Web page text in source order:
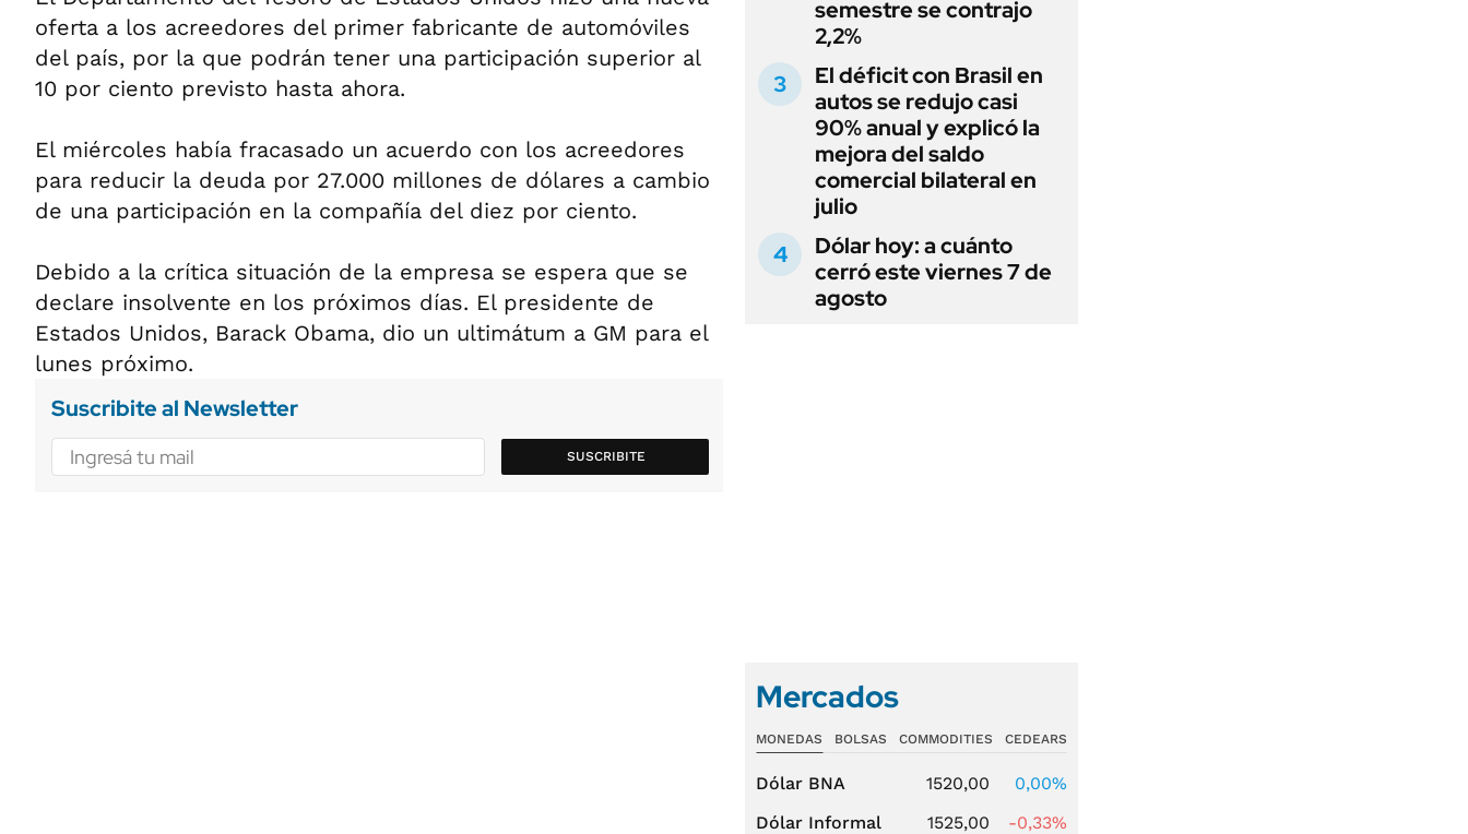
oferta a los acreedores del primer fabricante de automóviles
del país, por la que podrán tener una participación superior al
10 por ciento previsto hasta ahora.
El miércoles había fracasado un acuerdo con los acreedores
para reducir la deuda por 27.000 millones de dólares a cambio
de una participación en la compañía del diez por ciento.
Debido a la crítica situación de la empresa se espera que se
declare insolvente en los próximos días. El presidente de
Estados Unidos, Barack Obama, dio un ultimátum a GM para el
lunes próximo.
Suscribite al Newsletter
SUSCRIBITE
semestre se contrajo
2,2%
El déficit con Brasil en
autos se redujo casi
90% anual y explicó la
mejora del saldo
comercial bilateral en
julio
Dólar hoy: a cuánto
cerró este viernes 7 de
agosto
Mercados
MONEDAS BOLSAS COMMODITIES CEDEARS
Dólar BNA 1520,00
0,00%
Dólar Informal
1525,00
-0,33%